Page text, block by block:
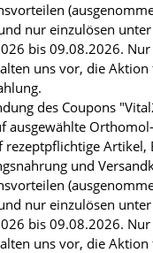
nur einzulösen
bis 09.08.2026.
uns vor, die
des Coupons
ausgewählte
rezeptpflichtige Artikel,
und
nur einzulösen
bis 09.08.2026.
uns vor, die